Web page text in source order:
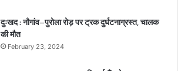
दुःखद : नौगांव–पुरोला रोड़ पर ट्रक दुर्घटनाग्रस्त, चालक
की मौत
February 23, 2024